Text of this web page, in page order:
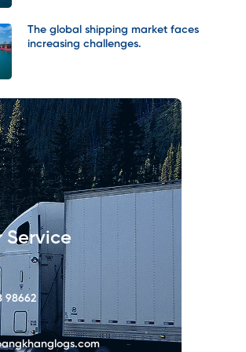
The global shipping market faces
increasing challenges.
Service
98662